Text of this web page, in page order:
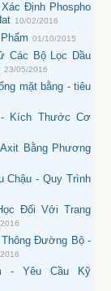
Định Phospho
10/02/2016
01/10/2015
Các Bộ Lọc Dầu
23/05/2016
mặt bằng - tiêu
- Kích Thước Cơ
Bằng Phương
Chậu - Quy Trình
Đối Với Trang
Thông Đường Bộ -
- Yêu Cầu Kỹ